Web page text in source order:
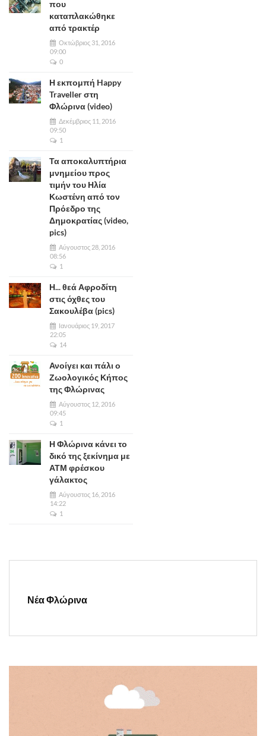
που
καταπλακώθηκε
από τρακτέρ
Οκτώβριος 31, 2016
09:00
0
Η εκπομπή Happy
Traveller στη
Φλώρινα (video)
Δεκέμβριος 11, 2016
09:50
1
Τα αποκαλυπτήρια
μνημείου προς
τιμήν του Ηλία
Κωστένη από τον
Πρόεδρο της
Δημοκρατίας (video,
pics)
Αύγουστος 28, 2016
08:56
1
Η... θεά Αφροδίτη
στις όχθες του
Σακουλέβα (pics)
Ιανουάριος 19, 2017
22:05
14
Ανοίγει και πάλι ο
Ζωολογικός Κήπος
της Φλώρινας
Αύγουστος 12, 2016
09:45
1
Η Φλώρινα κάνει το
δικό της ξεκίνημα με
ΑΤΜ φρέσκου
γάλακτος
Αύγουστος 16, 2016
14:22
1
Νέα Φλώρινα